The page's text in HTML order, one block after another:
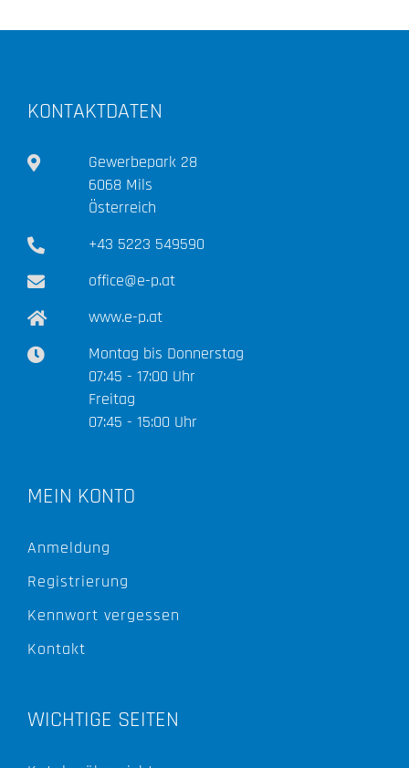
KONTAKTDATEN
Gewerbepark 28
6068 Mils
Österreich
+43 5223 549590
office@e-p.at
www.e-p.at
Montag bis Donnerstag
07:45 - 17:00 Uhr
Freitag
07:45 - 15:00 Uhr
MEIN KONTO
Anmeldung
Registrierung
Kennwort vergessen
Kontakt
WICHTIGE SEITEN